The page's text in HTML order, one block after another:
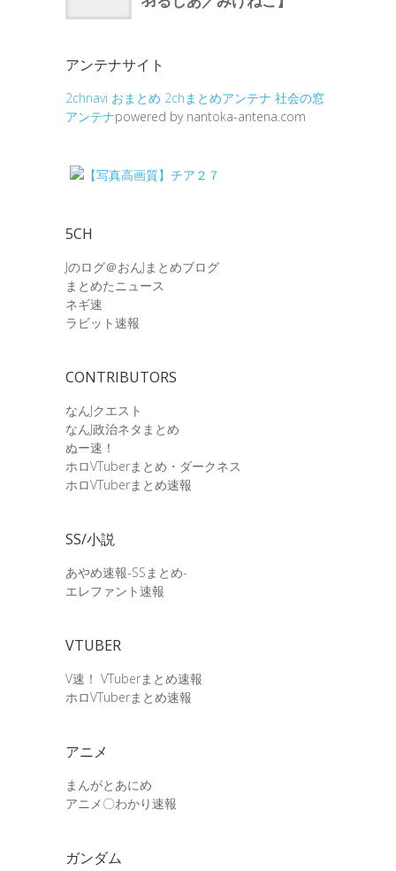
アンテナサイト
2chnavi おまとめ 2chまとめアンテナ 社会の窓
アンテナpowered by nantoka-antena.com
5CH
Jのログ＠おんJまとめブログ
まとめたニュース
ネギ速
ラビット速報
CONTRIBUTORS
なんJクエスト
なんJ政治ネタまとめ
ぬー速！
ホロVTuberまとめ・ダークネス
ホロVTuberまとめ速報
SS/小説
あやめ速報-SSまとめ-
エレファント速報
VTUBER
V速！ VTuberまとめ速報
ホロVTuberまとめ速報
アニメ
まんがとあにめ
アニメ〇わかり速報
ガンダム